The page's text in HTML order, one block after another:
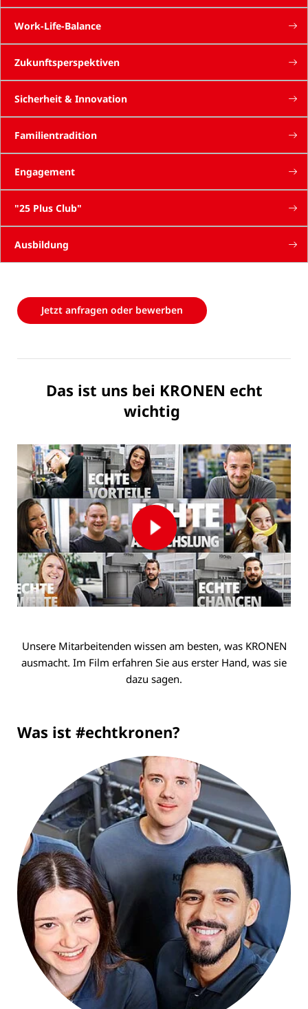
Work-Life-Balance
Zukunftsperspektiven
Sicherheit & Innovation
Familientradition
Engagement
"25 Plus Club"
Ausbildung
Jetzt anfragen oder bewerben
Das ist uns bei KRONEN echt
wichtig
Unsere Mitarbeitenden wissen am besten, was KRONEN
ausmacht. Im Film erfahren Sie aus erster Hand, was sie
dazu sagen.
Was ist #echtkronen?